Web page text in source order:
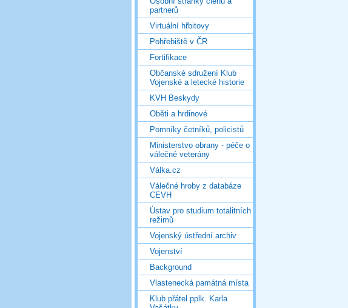
partnerů
Virtuální hřbitovy
Pohřebiště v ČR
Fortifikace
Občanské sdružení Klub
Vojenské a letecké historie
KVH Beskydy
Oběti a hrdinové
Pomníky četníků, policistů
Ministerstvo obrany - péče o
válečné veterány
Válka.cz
Válečné hroby z databáze
CEVH
Ústav pro studium totalitních
režimů
Vojenský ústřední archiv
Vojenství
Background
Vlastenecká památná místa
Klub přátel pplk. Karla